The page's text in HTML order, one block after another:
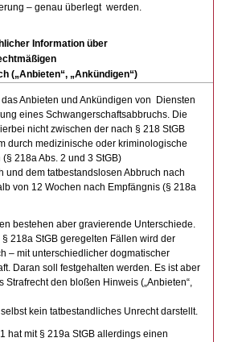
– genau überlegt werden.
Information über
(„Anbieten“, „Ankündigen“)
Anbieten und Ankündigen von Diensten
eines Schwangerschaftsabbruchs. Die
nicht zwischen der nach § 218 StGB
durch medizinische oder kriminologische
218a Abs. 2 und 3 StGB)
und dem tatbestandslosen Abbruch nach
von 12 Wochen nach Empfängnis (§ 218a
bestehen aber gravierende Unterschiede.
218a StGB geregelten Fällen wird der
– mit unterschiedlicher dogmatischer
Daran soll festgehalten werden. Es ist aber
den bloßen Hinweis („Anbieten“,
kein tatbestandliches Unrecht darstellt.
hat mit § 219a StGB allerdings einen